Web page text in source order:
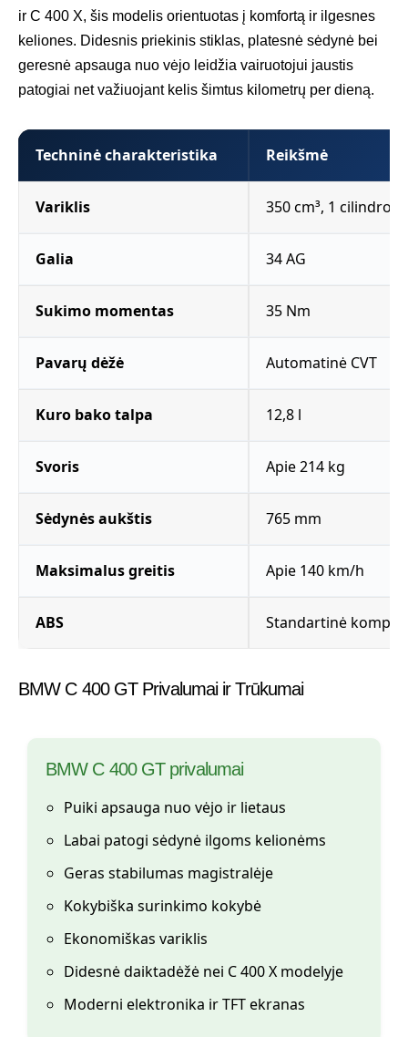
ir C 400 X, šis modelis orientuotas į komfortą ir ilgesnes
keliones. Didesnis priekinis stiklas, platesnė sėdynė bei
geresnė apsauga nuo vėjo leidžia vairuotojui jaustis
patogiai net važiuojant kelis šimtus kilometrų per dieną.
Techninė charakteristika Reikšmė
Variklis 350 cm³, 1 cilindro,
Galia 34 AG
Sukimo momentas 35 Nm
Pavarų dėžė Automatinė CVT
Kuro bako talpa 12,8 l
Svoris Apie 214 kg
Sėdynės aukštis 765 mm
Maksimalus greitis Apie 140 km/h
ABS Standartinė
BMW C 400 GT Privalumai ir Trūkumai
BMW C 400 GT privalumai
Puiki apsauga nuo vėjo ir lietaus
Labai patogi sėdynė ilgoms kelionėms
Geras stabilumas magistralėje
Kokybiška surinkimo kokybė
Ekonomiškas variklis
Didesnė daiktadėžė nei C 400 X modelyje
Moderni elektronika ir TFT ekranas